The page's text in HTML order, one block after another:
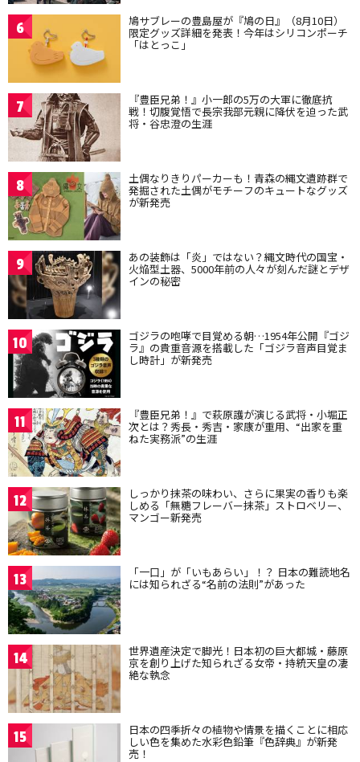
6 鳩サブレーの豊島屋が『鳩の日』（8月10日）
限定グッズ詳細を発表！今年はシリコンポーチ
「はとっこ」
7 『豊臣兄弟！』小一郎の5万の大軍に徹底抗
戦！切腹覚悟で長宗我部元親に降伏を迫った武
将・谷忠澄の生涯
8 土偶なりきりパーカーも！青森の縄文遺跡群で
発掘された土偶がモチーフのキュートなグッズ
が新発売
9 あの装飾は「炎」ではない？縄文時代の国宝・
火焔型土器、5000年前の人々が刻んだ謎とデザ
インの秘密
10 ゴジラの咆哮で目覚める朝…1954年公開『ゴジ
ラ』の貴重音源を搭載した「ゴジラ音声目覚ま
し時計」が新発売
11 『豊臣兄弟！』で萩原護が演じる武将・小堀正
次とは？秀長・秀吉・家康が重用、“出家を重
ねた実務派”の生涯
12 しっかり抹茶の味わい、さらに果実の香りも楽
しめる「無糖フレーバー抹茶」ストロベリー、
マンゴー新発売
13 「一口」が「いもあらい」！？ 日本の難読地名
には知られざる“名前の法則”があった
14 世界遺産決定で脚光！日本初の巨大都城・藤原
京を創り上げた知られざる女帝・持統天皇の凄
絶な執念
15 日本の四季折々の植物や情景を描くことに相応
しい色を集めた水彩色鉛筆『色辞典』が新発
売！